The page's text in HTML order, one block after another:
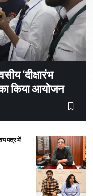
‘दीक्षारंभ
किया आयोजन
पत्र में